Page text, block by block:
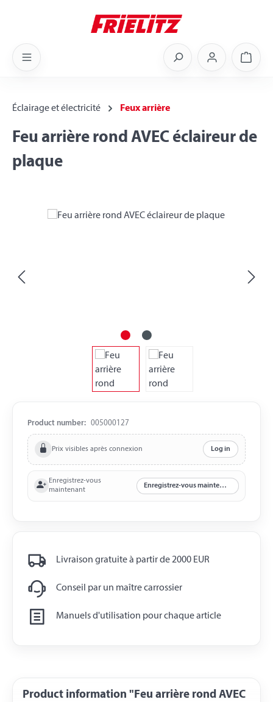
Éclairage et électricité Feux arrière
Feu arrière rond AVEC éclaireur de
plaque
Skip image gallery
Product number: 005000127
Prix visibles après connexion Log in
Enregistrez-vous
maintenant
Enregistrez-vous maintenant
Livraison gratuite à partir de 2000 EUR
Conseil par un maître carrossier
Manuels d'utilisation pour chaque article
Product information "Feu arrière rond AVEC